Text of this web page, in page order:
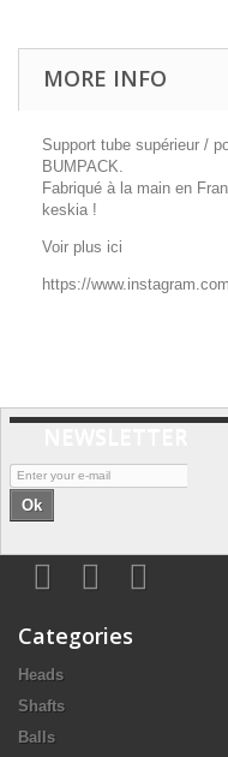
MORE INFO
Support tube supérieur /
BUMPACK.
Fabriqué à la main en
keskia !
Voir plus ici
https://
Ok
Categories
Heads
Shafts
Balls